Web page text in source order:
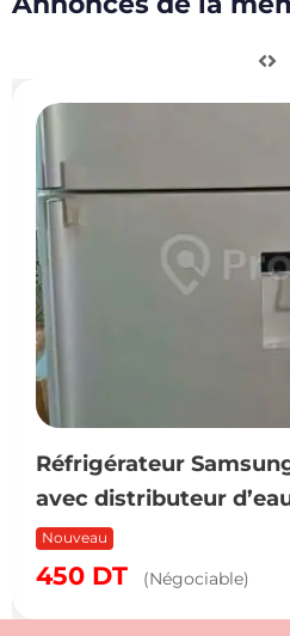
Réfrigérateur
avec distributeur
Nouveau
450 DT (Négociable)